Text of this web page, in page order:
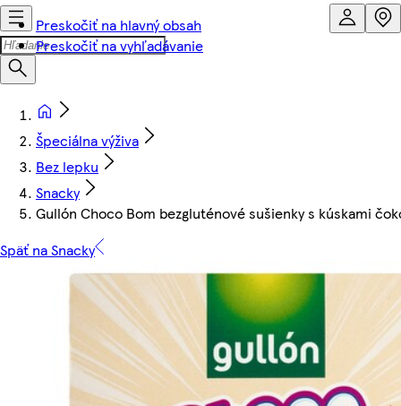
Preskočiť na hlavný obsah
Preskočiť na vyhľadávanie
Špeciálna výživa
Bez lepku
Snacky
Gullón Choco Bom bezgluténové sušienky s kúskami
Späť na Snacky